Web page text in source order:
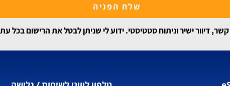
דיוור ישיר וניתוח סטטיסטי. ידוע לי שניתן לבטל את הרישום בכל
שלח הפניה